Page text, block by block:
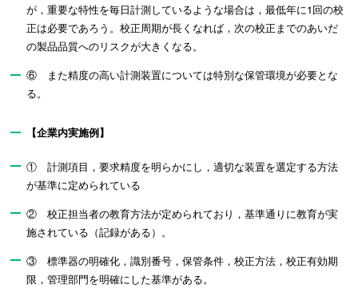
が，重要な特性を毎日計測しているような場合は，最低年に1回の校
正は必要であろう。校正周期が長くなれば，次の校正までのあいだ
の製品品質へのリスクが大きくなる。
⑥ また精度の高い計測装置については特別な保管環境が必要とな
る。
【企業内実施例】
① 計測項目，要求精度を明らかにし，適切な装置を選定する方法
が基準に定められている
② 校正担当者の教育方法が定められており，基準通りに教育が実
施されている（記録がある）。
③ 標準器の明確化，識別番号，保管条件，校正方法，校正有効期
限，管理部門を明確にした基準がある。